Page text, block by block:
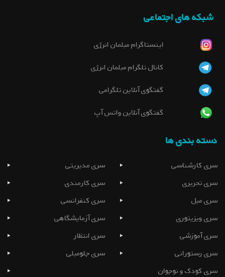
شبکه های اجتماعی
اینستاگرام مبلمان انرژی
کانال تلگرام مبلمان انرژی
گفتگوی آنلاین تلگرامی
گفتگوی آنلاین واتس آپ
دسته بندی ها
سری مدیریتی
سری کارشناسی
سری کارمندی
سری تحریری
سری کنفرانسی
سری مبل
سری آزمایشگاهی
سری ویزیتوری
سری انتظار
سری آموزشی
سری جلومبلی
سری رستورانی
سری کودک و نوجوان